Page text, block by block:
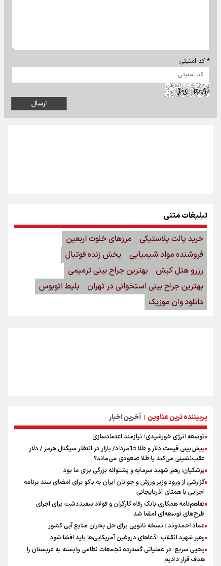
* کد امنیتی
پربیننده ترین عناوین | آخرین اخبار
توسعه انرژی خورشیدی؛ نیازمند اعتمادسازی
پیش‌بینی قیمت دلار و طلا 15مرداد/ بازار در انتظار سیگنال هرمز / دلار
عقب‌نشینی می‌کند یا طلا صعودی می‌ماند؟
پزشکیان: رهبر شهید سرمایه و پشتوانه بزرگی برای ما بود
گزارشی از ورود وزیر ورزش و جوانان ایران به باکو برای امضای سند برنامه
اجرایی با همتای آذربایجانی
تفاهم‌نامه همکاری بانک رفاه کارگران و فولاد سفیددشت برای اجرای
طرح‌های توسعه‌ای امضا شد
عماد احمدوند : نسخه نانویی برای حل بحران منابع آبی کشور
رهبر شهید انقلاب: ادّعاهای دروغین آمریکایی‌ها باید افشا شود
یحیی سریع: در عملیاتی گسترده تجمعات نظامی وابسته به عربستان را
هدف قرار دادیم
تبلیغات متنی
خرید پالت پلاستیکی
مرزهای خلوت اربعین
فروشنده مواد شیمیایی
پخش زنده فوتبال
رزرو هتل کیش
بهترین جراح بینی ترمیمی
بهترین جراح بینی استخوانی در تهران
بلیط اتوبوس
دانلود وان موزیک